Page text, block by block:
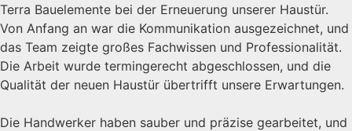
Terra Bauelemente bei der Erneuerung unserer Haustür.
Von Anfang an war die Kommunikation ausgezeichnet, und
das Team zeigte großes Fachwissen und Professionalität.
Die Arbeit wurde termingerecht abgeschlossen, und die
Qualität der neuen Haustür übertrifft unsere Erwartungen.
Die Handwerker haben sauber und präzise gearbeitet, und